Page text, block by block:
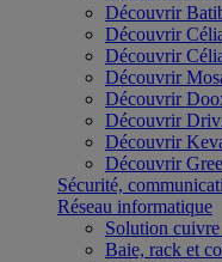
Découvrir
Découvrir
Découvrir
Découvrir
Découvrir
Découvrir
Découvrir
Découvrir
Sécurité,
Réseau informatique
Solution
Baie, rack et